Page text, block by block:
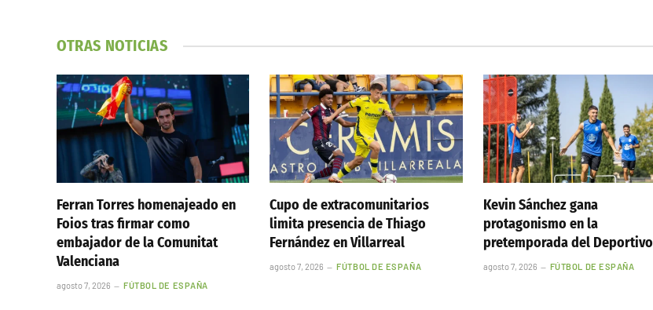
OTRAS NOTICIAS
Ferran Torres homenajeado en
Foios tras firmar como
embajador de la Comunitat
Valenciana
agosto 7, 2026 FÚTBOL DE ESPAÑA
Cupo de extracomunitarios
limita presencia de Thiago
Fernández en Villarreal
agosto 7, 2026 FÚTBOL DE ESPAÑA
Kevin Sánchez gana
protagonismo en la
pretemporada del Deportivo
agosto 7, 2026 FÚTBOL DE ESPAÑA